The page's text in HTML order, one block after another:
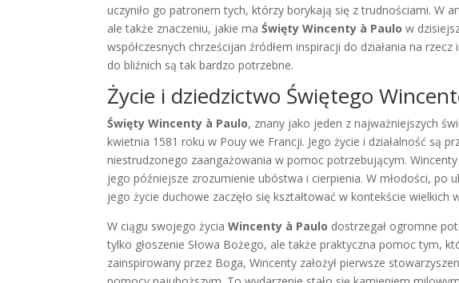
uczyniło go patronem tych, którzy borykają się z trudnościami. W
ale także znaczeniu, jakie maŚwięty Wincenty à Paulo w
współczesnych chrześcijan źródłem inspiracji do działania na
do bliźnich są tak bardzo potrzebne.
Życie i dziedzictwo Świętego
Święty Wincenty à Paulo, znany jako jeden z najważniejszych
kwietnia 1581 roku w Pouy we Francji. Jego życie i działalność są
niestrudzonego zaangażowania w pomoc potrzebującym.
jego późniejsze zrozumienie ubóstwa i cierpienia. W młodości, po
jego życie duchowe zaczęło się kształtować w kontekście wielkich
W ciągu swojego życiaWincenty à Paulo dostrzegał ogromne
tylko głoszenie Słowa Bożego, ale także praktyczna pomoc tym,
zainspirowany przez Boga, Wincenty założył pierwsze